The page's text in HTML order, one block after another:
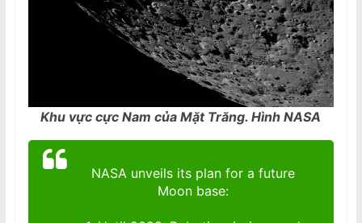
Khu vực cực Nam của Mặt Trăng. Hình NASA
NASA unveils its plan for a future
Moon base: